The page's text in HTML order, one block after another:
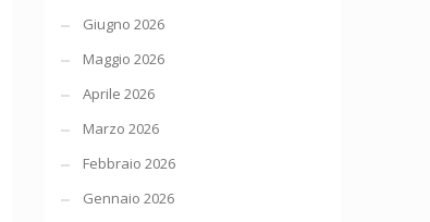
Giugno 2026
Maggio 2026
Aprile 2026
Marzo 2026
Febbraio 2026
Gennaio 2026